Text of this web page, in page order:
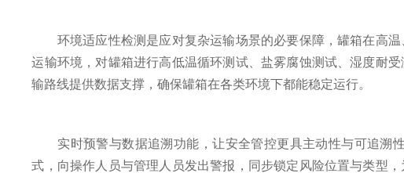
环境适应性检测是应对复杂运输场景的必要保障，罐箱在高温
运输环境，对罐箱进行高低温循环测试、盐雾腐蚀测试、湿度耐
输路线提供数据支撑，确保罐箱在各类环境下都能稳定运行。
实时预警与数据追溯功能，让安全管控更具主动性与可追溯
式，向操作人员与管理人员发出警报，同步锁定风险位置与类型